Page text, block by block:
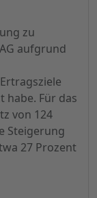
zu
aufgrund
habe. Für das
von 124
Steigerung
27 Prozent